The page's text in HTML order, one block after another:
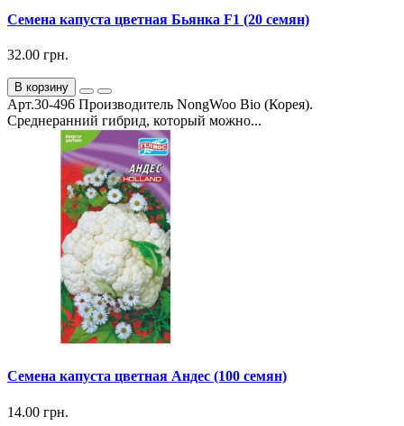
Семена капуста цветная Бьянка F1 (20 семян)
32.00 грн.
В корзину
Арт.30-496 Производитель NongWoo Bio (Корея).
Среднеранний гибрид, который можно...
Семена капуста цветная Андес (100 семян)
14.00 грн.